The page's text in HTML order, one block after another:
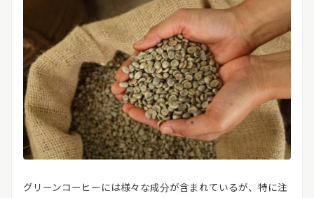
グリーンコーヒーには様々な成分が含まれているが、特に注